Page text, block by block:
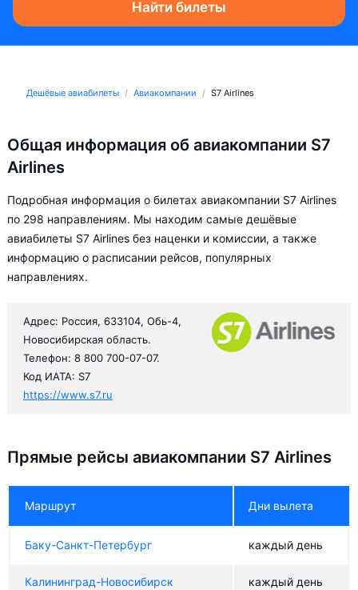
Найти билеты
Дешёвые авиабилеты Авиакомпании S7 Airlines
Общая информация об авиакомпании S7
Airlines
Подробная информация о билетах авиакомпании S7 Airlines
по 298 направлениям. Мы находим самые дешёвые
авиабилеты S7 Airlines без наценки и комиссии, а также
информацию о расписании рейсов, популярных
направлениях.
Адрес: Россия, 633104, Обь-4,
Новосибирская область.
Телефон: 8 800 700-07-07.
Код ИАТА: S7
https://www.s7.ru
Прямые рейсы авиакомпании S7 Airlines
Маршрут Дни вылета
Баку-Санкт-Петербург каждый день
Калининград-Новосибирск каждый день